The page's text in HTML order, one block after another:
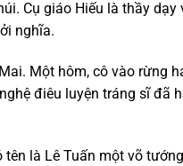
Cụ giáo Hiếu là thầy dạy
nghĩa.
Một hôm, cô vào rừng
điêu luyện tráng sĩđã
tên là Lê Tuấn một võ